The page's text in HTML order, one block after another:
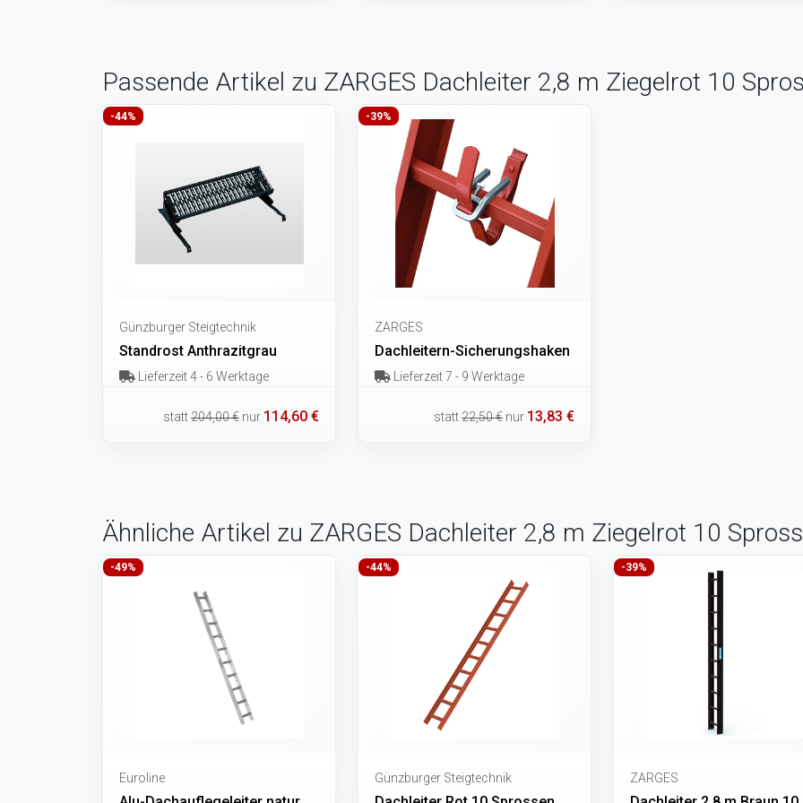
Passende Artikel zu ZARGES Dachleiter 2,8 m Ziegelrot 10
-44%
Günzburger Steigtechnik
Standrost Anthrazitgrau
Lieferzeit 4 - 6 Werktage
statt204,00 € nur 114,60 €
-39%
ZARGES
Dachleitern-Sicherungshaken
Lieferzeit 7 - 9 Werktage
statt22,50 € nur 13,83 €
Ähnliche Artikel zu ZARGES Dachleiter 2,8 m Ziegelrot 10
-49%
Euroline
-44%
Günzburger Steigtechnik
-39%
ZARGES